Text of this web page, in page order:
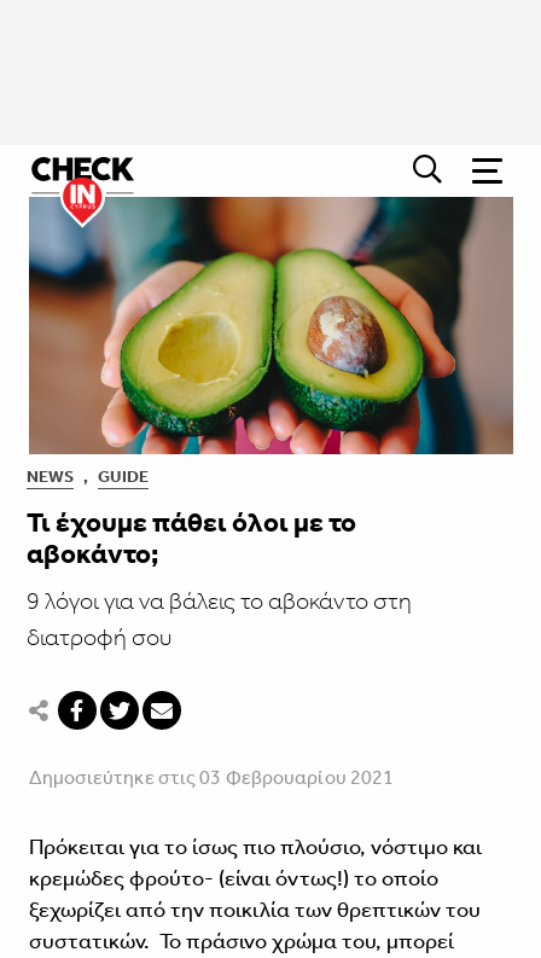
NEWS , GUIDE
Τι έχουμε πάθει όλοι με το
αβοκάντο;
9 λόγοι για να βάλεις το αβοκάντο στη
διατροφή σου
Δημοσιεύτηκε στις 03 Φεβρουαρίου 2021
Πρόκειται για το ίσως πιο πλούσιο, νόστιμο και
κρεμώδες φρούτο- (είναι όντως!) το οποίο
ξεχωρίζει από την ποικιλία των θρεπτικών του
συστατικών. Το πράσινο χρώμα του, μπορεί